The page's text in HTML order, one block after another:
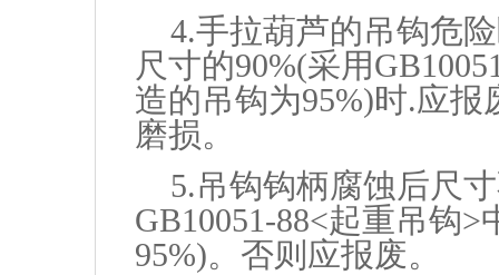
4.手拉葫芦的吊钩危
尺寸的90%(采用
造的吊钩为95%)时.应
磨损。
5.吊钩钩柄腐蚀后尺
GB10051-88<起重吊钩
95%)。否则应报废。